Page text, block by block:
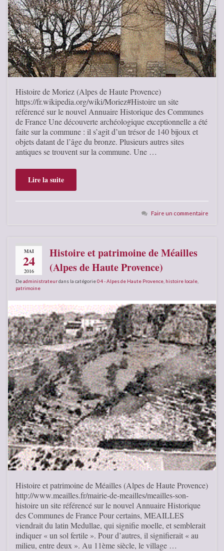
Histoire de Moriez (Alpes de Haute Provence)
https://fr.wikipedia.org/wiki/Moriez#Histoire un site
référencé sur le nouvel Annuaire Historique des Communes
de France Une découverte archéologique exceptionnelle a été
faite sur la commune : il s’agit d’un trésor de 140 bijoux et
objets datant de l’âge du bronze. Plusieurs autres sites
antiques se trouvent sur la commune. Une …
Lire la suite
Faire un commentaire
MAI
24
2016
Histoire et patrimoine de Méailles
(Alpes de Haute Provence)
Deadministrateurdans la catégorie04 - Alpes de Haute Provence, histoire locale,
patrimoine
Histoire et patrimoine de Méailles (Alpes de Haute Provence)
http://www.meailles.fr/mairie-de-meailles/meailles-son-
histoire un site référencé sur le nouvel Annuaire Historique
des Communes de France Pour certains, MEAILLES
viendrait du latin Medullae, qui signifie moelle, et semblerait
indiquer « un sol fertile ». Pour d’autres, il signifierait « au
milieu, entre deux ». Au 11ème siècle, le village …